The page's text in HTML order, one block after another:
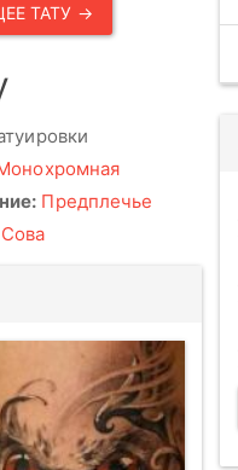
ТАТУ →
Предплечье
Сова